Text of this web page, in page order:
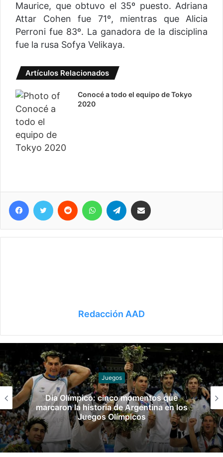
Maurice, que obtuvo el 35º puesto. Adriana
Attar Cohen fue 71º, mientras que Alicia
Perroni fue 83º. La ganadora de la disciplina
fue la rusa Sofya Velikaya.
Artículos Relacionados
Conocé a todo el equipo de Tokyo
2020
Telegram
Redacción AAD
Juegos
Día Olímpico: cinco momentos que
marcaron la historia de Argentina en los
Juegos Olímpicos